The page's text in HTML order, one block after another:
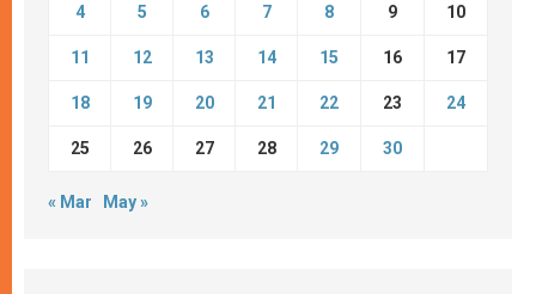
4 5 6 7 8 9 10
11 12 13 14 15 16 17
18 19 20 21 22 23 24
25 26 27 28 29 30
« Mar May »